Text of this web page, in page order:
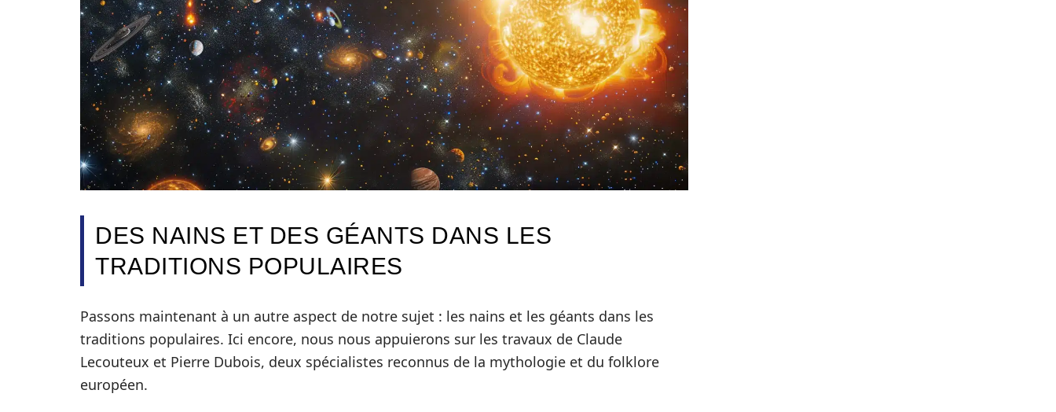
DES NAINS ET DES GÉANTS DANS LES
TRADITIONS POPULAIRES
Passons maintenant à un autre aspect de notre sujet : les nains et les géants dans les
traditions populaires. Ici encore, nous nous appuierons sur les travaux de Claude
Lecouteux et Pierre Dubois, deux spécialistes reconnus de la mythologie et du folklore
européen.